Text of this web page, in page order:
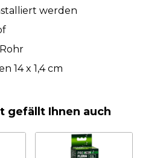
werden
14 x 1,4 cm
gefällt Ihnen auch